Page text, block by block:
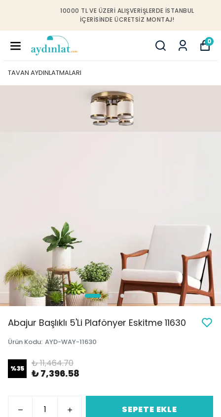
10000 TL VE ÜZERI ALIŞVERIŞLERDE İSTANBUL
IÇERISINDE ÜCRETSIZ MONTAJ!
0
TAVAN AYDINLATMALARI
Abajur Başlıklı 5'Li Plafönyer Eskitme 11630
Ürün Kodu: AYD-WAY-11630
%35 ₺ 11,464.70
₺ 7,396.58
SEPETE EKLE